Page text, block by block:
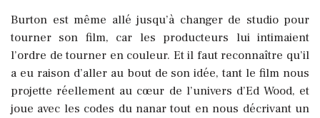
Burton est même allé jusqu’à changer de studio pour
tourner son film, car les producteurs lui intimaient
l’ordre de tourner en couleur. Et il faut reconnaître qu’il
a eu raison d’aller au bout de son idée, tant le film nous
projette réellement au cœur de l’univers d’Ed Wood, et
joue avec les codes du nanar tout en nous décrivant un